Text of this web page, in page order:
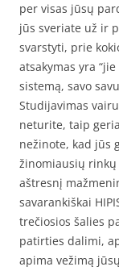
per visas jūsų
jūs sveriate už ir
svarstyti, prie
atsakymas yra
sistemą, savo
Studijavimas
neturite, taip
nežinote, kad jūs
žinomiausių rinkų
aštresnį
savarankiškai
trečiosios šalies
patirties dalimi,
apima vežimą